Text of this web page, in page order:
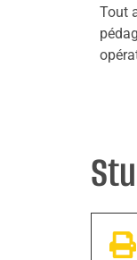
Tout